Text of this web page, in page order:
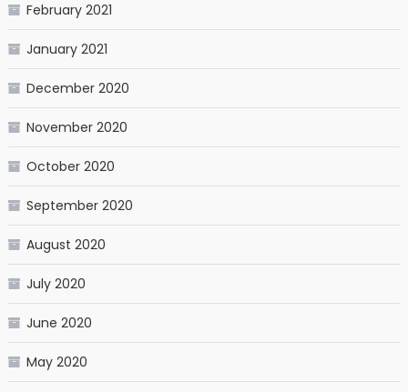
February 2021
January 2021
December 2020
November 2020
October 2020
September 2020
August 2020
July 2020
June 2020
May 2020